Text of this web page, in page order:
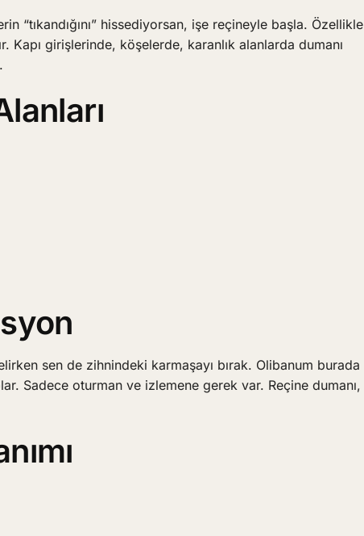
hissediyorsan, işe reçineyle başla. Özellikle
Kapı girişlerinde, köşelerde, karanlık alanlarda dumanı
sen de zihnindeki karmaşayı bırak. Olibanum burada
Sadece oturman ve izlemene gerek var. Reçine dumanı,